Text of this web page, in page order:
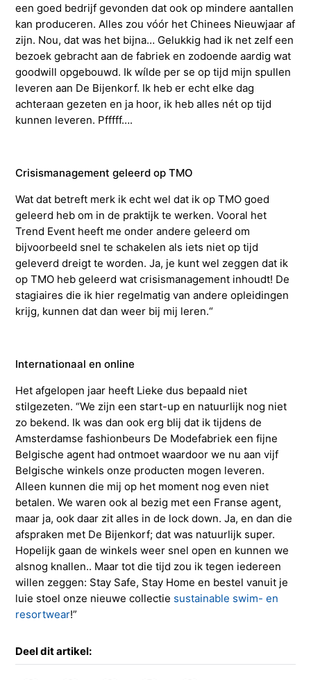
een goed bedrijf gevonden dat ook op mindere aantallen
kan produceren. Alles zou vóór het Chinees Nieuwjaar af
zijn. Nou, dat was het bijna… Gelukkig had ik net zelf een
bezoek gebracht aan de fabriek en zodoende aardig wat
goodwill opgebouwd. Ik wílde per se op tijd mijn spullen
leveren aan De Bijenkorf. Ik heb er echt elke dag
achteraan gezeten en ja hoor, ik heb alles nét op tijd
kunnen leveren. Pfffff….
Crisismanagement geleerd op TMO
Wat dat betreft merk ik echt wel dat ik op TMO goed
geleerd heb om in de praktijk te werken. Vooral het
Trend Event heeft me onder andere geleerd om
bijvoorbeeld snel te schakelen als iets niet op tijd
geleverd dreigt te worden. Ja, je kunt wel zeggen dat ik
op TMO heb geleerd wat crisismanagement inhoudt! De
stagiaires die ik hier regelmatig van andere opleidingen
krijg, kunnen dat dan weer bij mij leren.“
Internationaal en online
Het afgelopen jaar heeft Lieke dus bepaald niet
stilgezeten. “We zijn een start-up en natuurlijk nog niet
zo bekend. Ik was dan ook erg blij dat ik tijdens de
Amsterdamse fashionbeurs De Modefabriek een fijne
Belgische agent had ontmoet waardoor we nu aan vijf
Belgische winkels onze producten mogen leveren.
Alleen kunnen die mij op het moment nog even niet
betalen. We waren ook al bezig met een Franse agent,
maar ja, ook daar zit alles in de lock down. Ja, en dan die
afspraken met De Bijenkorf; dat was natuurlijk super.
Hopelijk gaan de winkels weer snel open en kunnen we
alsnog knallen.. Maar tot die tijd zou ik tegen iedereen
willen zeggen: Stay Safe, Stay Home en bestel vanuit je
luie stoel onze nieuwe collectie sustainable swim- en
resortwear!”
Deel dit artikel: